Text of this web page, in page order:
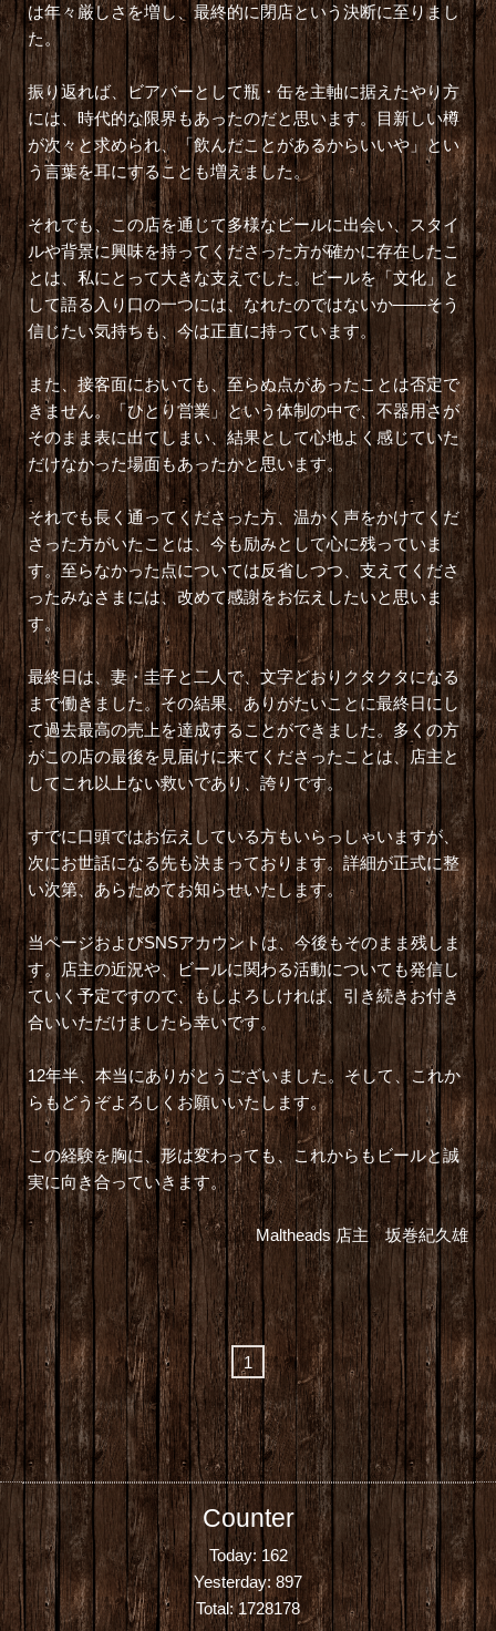
は年々厳しさを増し、最終的に閉店という決断に至りまし
た。
振り返れば、ビアバーとして瓶・缶を主軸に据えたやり方
には、時代的な限界もあったのだと思います。目新しい樽
が次々と求められ、「飲んだことがあるからいいや」とい
う言葉を耳にすることも増えました。
それでも、この店を通じて多様なビールに出会い、スタイ
ルや背景に興味を持ってくださった方が確かに存在したこ
とは、私にとって大きな支えでした。ビールを「文化」と
して語る入り口の一つには、なれたのではないか――そう
信じたい気持ちも、今は正直に持っています。
また、接客面においても、至らぬ点があったことは否定で
きません。「ひとり営業」という体制の中で、不器用さが
そのまま表に出てしまい、結果として心地よく感じていた
だけなかった場面もあったかと思います。
それでも長く通ってくださった方、温かく声をかけてくだ
さった方がいたことは、今も励みとして心に残っていま
す。至らなかった点については反省しつつ、支えてくださ
ったみなさまには、改めて感謝をお伝えしたいと思いま
す。
最終日は、妻・圭子と二人で、文字どおりクタクタになる
まで働きました。その結果、ありがたいことに最終日にし
て過去最高の売上を達成することができました。多くの方
がこの店の最後を見届けに来てくださったことは、店主と
してこれ以上ない救いであり、誇りです。
すでに口頭ではお伝えしている方もいらっしゃいますが、
次にお世話になる先も決まっております。詳細が正式に整
い次第、あらためてお知らせいたします。
当ページおよびSNSアカウントは、今後もそのまま残しま
す。店主の近況や、ビールに関わる活動についても発信し
ていく予定ですので、もしよろしければ、引き続きお付き
合いいただけましたら幸いです。
12年半、本当にありがとうございました。そして、これか
らもどうぞよろしくお願いいたします。
この経験を胸に、形は変わっても、これからもビールと誠
実に向き合っていきます。
Maltheads 店主 坂巻紀久雄
1
Counter
Today: 162
Yesterday: 897
Total:1728178